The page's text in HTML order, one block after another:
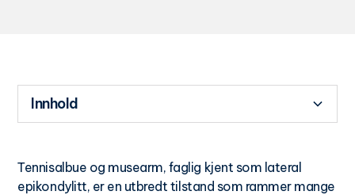
Innhold
Apexklinikken
Tennisalbue og musearm, faglig kjent som lateral
epikondylitt, er en utbredt tilstand som rammer mange